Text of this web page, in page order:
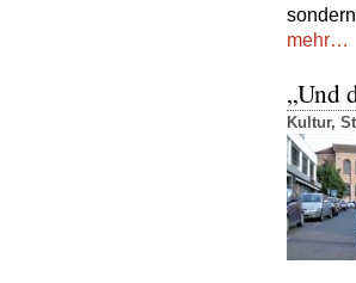
mehr…
„Und
Kultur,